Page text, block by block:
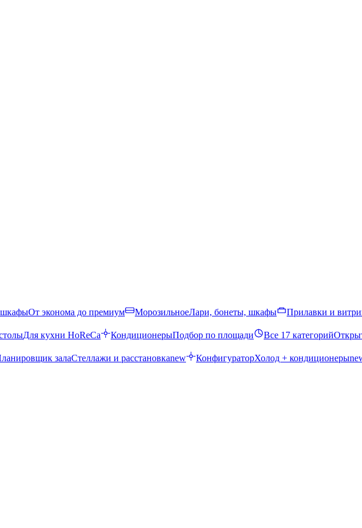
шкафыОт эконома до премиум МорозильноеЛари, бонеты, шкафы Прилавки и
Для кухни HoReCa КондиционерыПодбор по площади Все 17 категорий
залаСтеллажи и расстановкаnew КонфигураторХолод + кондиционеры